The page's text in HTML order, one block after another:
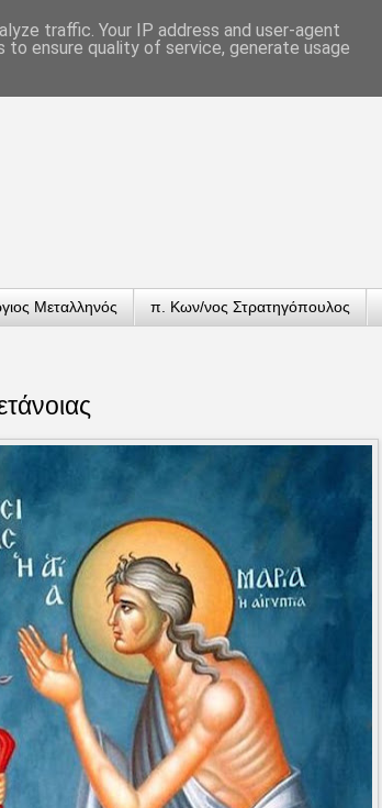
Μεταλληνός π. Κων/νος Στρατηγόπουλος
traffic. Your IP address and user-agent
ensure quality of service, generate usage